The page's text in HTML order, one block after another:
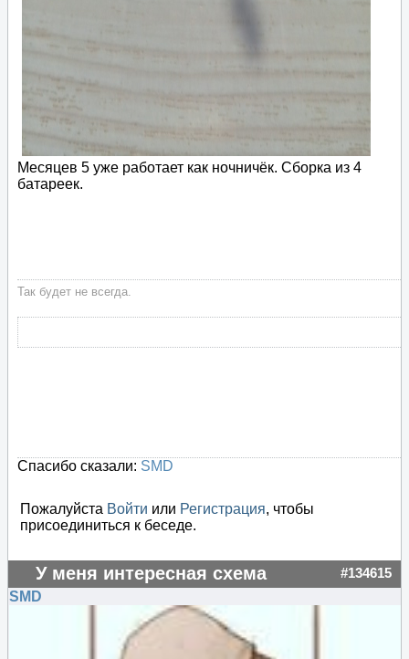
Месяцев 5 уже работает как ночничёк. Сборка из 4
батареек.
Так будет не всегда.
Спасибо сказали: SMD
Пожалуйста Войти или Регистрация, чтобы
присоединиться к беседе.
У меня интересная схема #134615
SMD